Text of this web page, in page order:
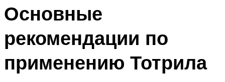
Основные
рекомендации по
применению Тотрила